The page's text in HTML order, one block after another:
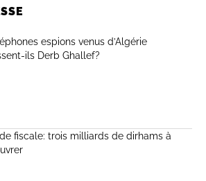
espions venus d’Algérie
ils Derb Ghallef?
fiscale: trois milliards de dirhams à